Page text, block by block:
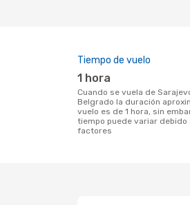
Tiempo de vuelo
1 hora
Cuando se vuela de Sarajevo a
Belgrado la duración
vuelo es de 1 hora, sin
tiempo puede variar debido
factores